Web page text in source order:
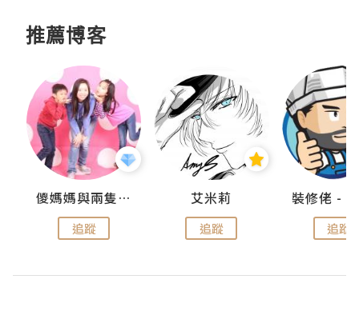
推薦博客
儍媽媽與兩隻小魔怪之家
追蹤
艾米莉
追蹤 追蹤